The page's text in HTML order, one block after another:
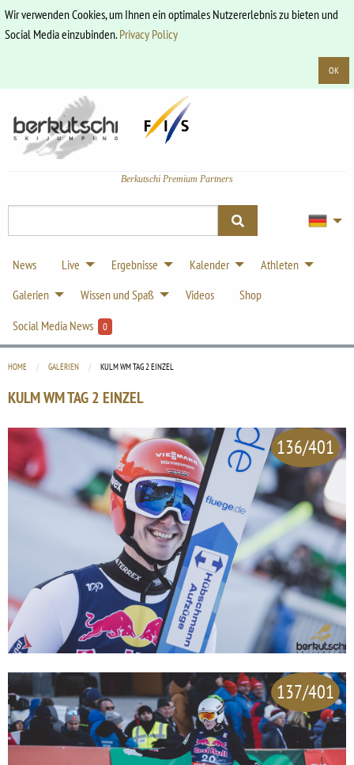
Wir verwenden Cookies, um Ihnen ein optimales Nutzererlebnis zu bieten und
Social Media einzubinden.Privacy Policy
OK
Berkutschi Premium Partners
News Live Ergebnisse Kalender
Athleten
Galerien
Wissen und Spaß Videos
Shop
Social Media News
0
HOME GALERIEN CURRENT:
KULM WM TAG 2 EINZEL
KULM WM TAG 2 EINZEL
136/401
137/401